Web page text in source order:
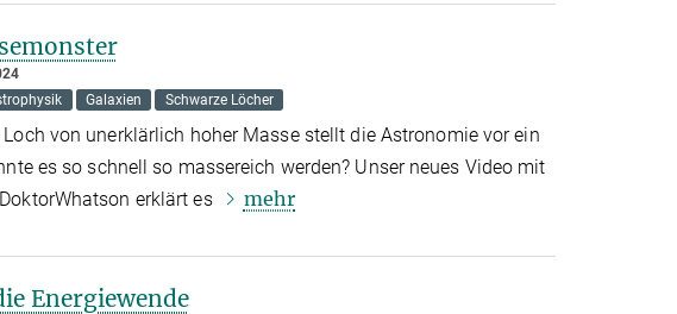
Galaxien Schwarze Löcher
von unerklärlich hoher Masse stellt die Astronomie vor ein
es so schnell so massereich werden? Unser neues Video mit
erklärt es
mehr
Energiewende